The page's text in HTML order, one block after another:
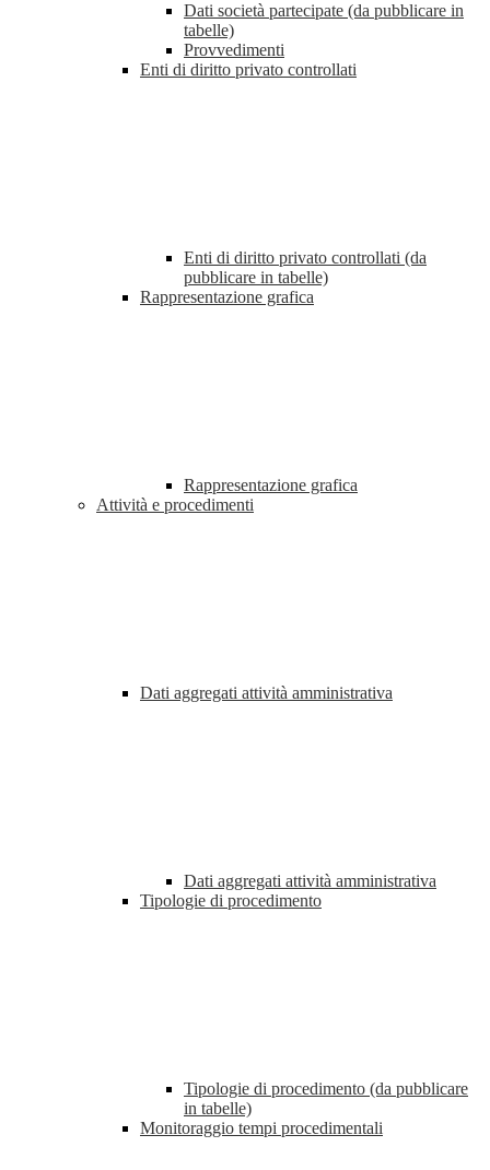
Dati società partecipate (da pubblicare in
tabelle)
Provvedimenti
Enti di diritto privato controllati
Enti di diritto privato controllati (da
pubblicare in tabelle)
Rappresentazione grafica
Rappresentazione grafica
Attività e procedimenti
Dati aggregati attività amministrativa
Dati aggregati attività amministrativa
Tipologie di procedimento
Tipologie di procedimento (da pubblicare
in tabelle)
Monitoraggio tempi procedimentali